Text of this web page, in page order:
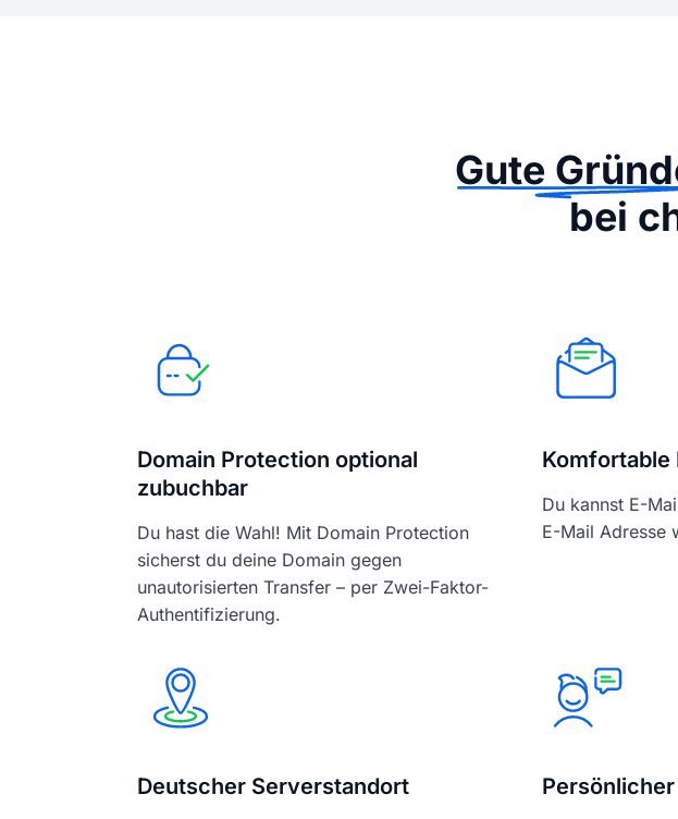
Gute
bei
Domain Protection optional
zubuchbar
Du hast die Wahl! Mit Domain Protection
sicherst du deine Domain gegen
unautorisierten Transfer – per Zwei-Faktor-
Authentifizierung.
Du kannst E-
E-Mail Adresse
Deutscher Serverstandort